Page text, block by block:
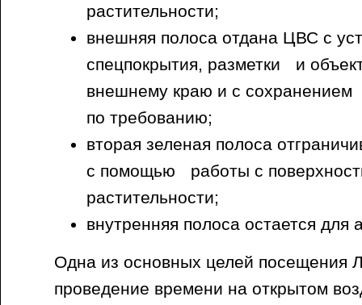
растительности;
внешняя полоса отдана ЦВС с
спецпокрытия, разметки и
внешнему краю и с
по требованию;
вторая зеленая полоса
с помощью работы с
растительности;
внутренняя полоса остается
Одна из основных целей посещения
проведение времени на открытом